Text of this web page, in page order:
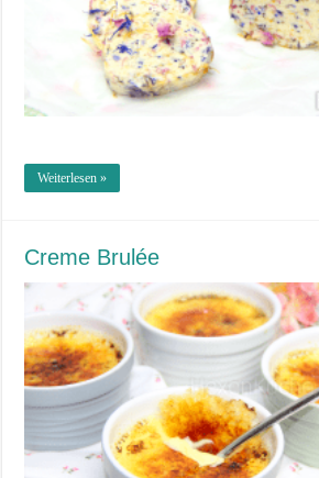
Weiterlesen »
Creme Brulée